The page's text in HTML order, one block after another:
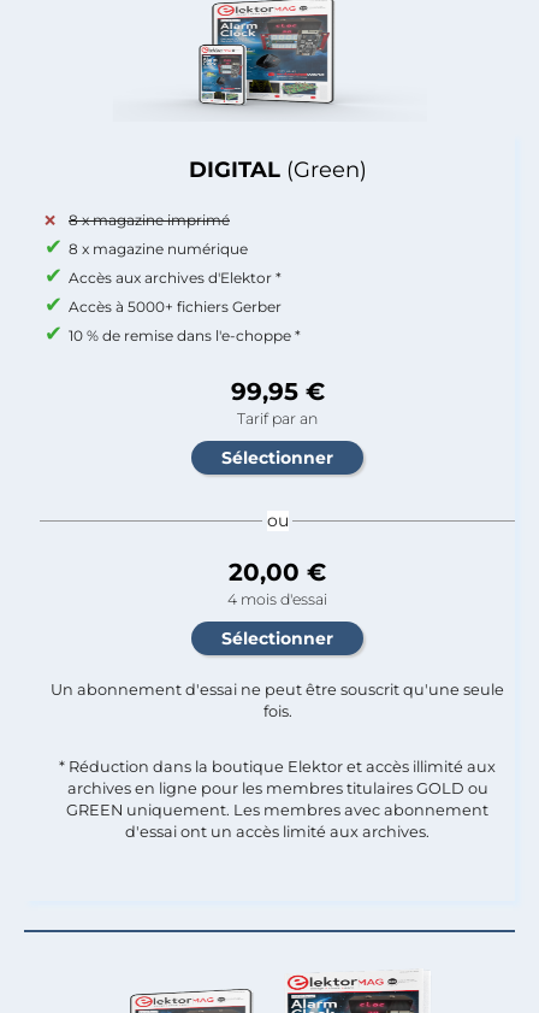
DIGITAL (Green)
8 x magazine imprimé
8 x magazine numérique
Accès aux archives d'Elektor *
Accès à 5000+ fichiers Gerber
10 % de remise dans l'e-choppe *
99,95 €
Tarif par an
ou
20,00 €
4 mois d'essai
Un abonnement d'essai ne peut être souscrit qu'une seule
fois.​
* Réduction dans la boutique Elektor et accès illimité aux
archives en ligne pour les membres titulaires GOLD ou
GREEN uniquement. Les membres avec abonnement
d'essai ont un accès limité aux archives.